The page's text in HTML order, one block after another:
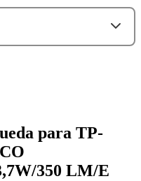
para TP-
350 LM/E